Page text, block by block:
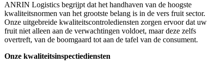
ANRIN Logistics begrijpt dat het handhaven van de hoogste
kwaliteitsnormen van het grootste belang is in de vers fruit sector.
Onze uitgebreide kwaliteitscontrolediensten zorgen ervoor dat uw
fruit niet alleen aan de verwachtingen voldoet, maar deze zelfs
overtreft, van de boomgaard tot aan de tafel van de consument.
Onze kwaliteitsinspectiediensten